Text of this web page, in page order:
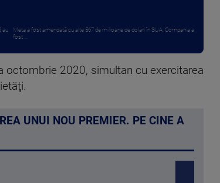
au
Meta a fost amendată cu alte 567 de milioane de dolari în SUA. Compania a
fost ...
octombrie 2020, simultan cu exercitarea
UNUI NOU PREMIER. PE CINE A